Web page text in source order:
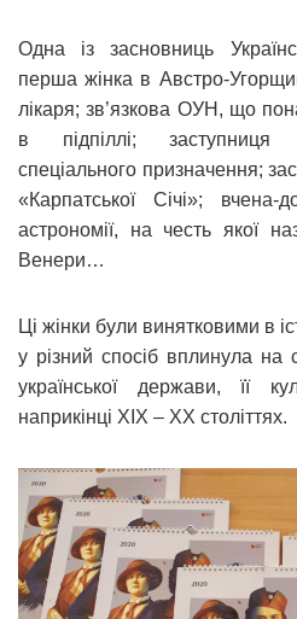
Одна із засновниць
перша жінка в Австро-
лікаря; зв’язкова ОУН, що
в підпіллі; заступниця
спеціального призначення;
«Карпатської Січі»; вчена-
астрономії, на честь якої
Венери…
Ці жінки були винятковими в
у різний спосіб вплинула на
української держави, її
наприкінці ХІХ – ХХ століттях.